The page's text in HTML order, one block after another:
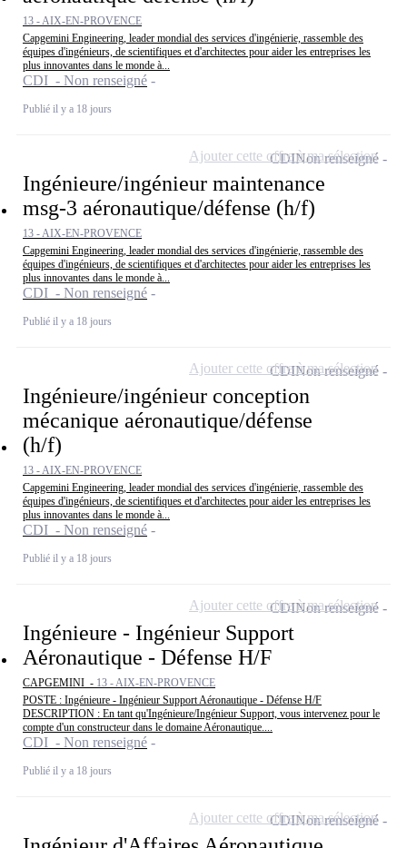
13 - AIX-EN-PROVENCE
Capgemini Engineering, leader mondial des services d'ingénierie, rassemble des
équipes d'ingénieurs, de scientifiques et d'architectes pour aider les entreprises les
plus innovantes dans le monde à...
CDI - Non renseigné
Publié il y a 18 jours
Ingénieure/ingénieur maintenance
msg-3 aéronautique/défense (h/f)
13 - AIX-EN-PROVENCE
Capgemini Engineering, leader mondial des services d'ingénierie, rassemble des
équipes d'ingénieurs, de scientifiques et d'architectes pour aider les entreprises les
plus innovantes dans le monde à...
CDI - Non renseigné
Publié il y a 18 jours
CDINon renseigné
Ajouter cette offre à ma sélection
Ingénieure/ingénieur conception
mécanique aéronautique/défense
(h/f)
13 - AIX-EN-PROVENCE
Capgemini Engineering, leader mondial des services d'ingénierie, rassemble des
équipes d'ingénieurs, de scientifiques et d'architectes pour aider les entreprises les
plus innovantes dans le monde à...
CDI - Non renseigné
Publié il y a 18 jours
CDINon renseigné
Ajouter cette offre à ma sélection
Ingénieure - Ingénieur Support
Aéronautique - Défense H/F
CAPGEMINI - 13 - AIX-EN-PROVENCE
POSTE : Ingénieure - Ingénieur Support Aéronautique - Défense H/F
DESCRIPTION : En tant qu'Ingénieure/Ingénieur Support, vous intervenez pour le
compte d'un constructeur dans le domaine Aéronautique....
CDI - Non renseigné
Publié il y a 18 jours
CDINon renseigné
Ajouter cette offre à ma sélection
CDINon renseigné
Ajouter cette offre à ma sélection